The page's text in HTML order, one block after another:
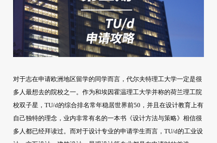
对于志在申请欧洲地区留学的同学而言，代尔夫特理工大学一定是很
多人最想去的院校之一。作为和埃因霍温理工大学并称的荷兰理工院
校双子星，TU/d的综合排名常年稳居世界前50，并且在设计教育上有
自己独特的理念，业内非常有名的一本书《设计方法与策略》相信很
多人都已经拜读过。而对于设计专业的申请学生而言，TU/d的工业设